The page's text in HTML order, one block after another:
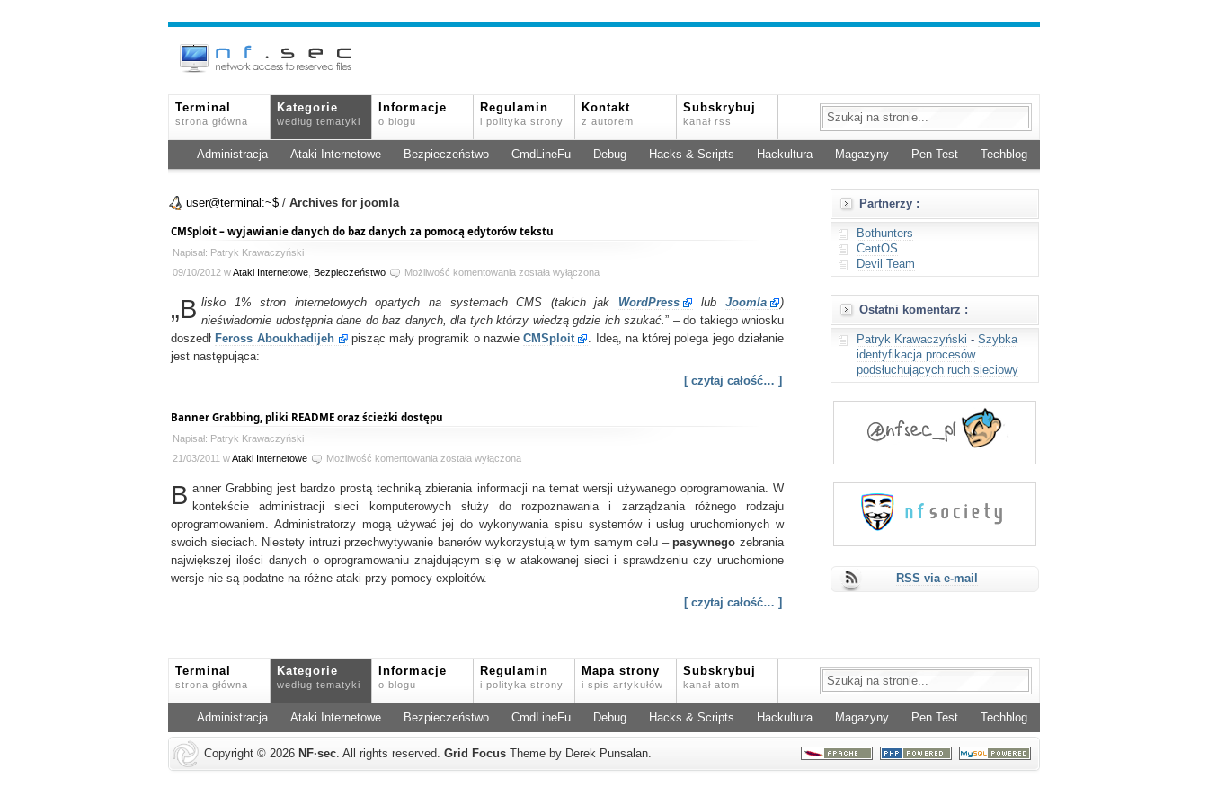
Terminal
strona główna
Kategorie
według tematyki
Informacje
o blogu
Regulamin
i polityka strony
Kontakt
z autorem
Subskrybuj
kanał rss
Administracja Ataki Internetowe Bezpieczeństwo CmdLineFu Debug Hacks & Scripts Hackultura Magazyny Pen Test Techblog
user@terminal:~$ / Archives for joomla
CMSploit – wyjawianie danych do baz danych za pomocą edytorów tekstu
Napisał: Patryk Krawaczyński
09/10/2012 wAtaki Internetowe Bezpieczeństwo Możliwość komentowania CMSploit
wyjawianie
danych
do
baz
została wyłączona
„B lisko 1% stron internetowych opartych na systemach CMS (takich jak WordPress lubJoomla
)
nieświadomie udostępnia dane do baz danych, dla tych którzy wiedzą gdzie ich szukać.” – do takiego wniosku
doszedł Feross Aboukhadijeh pisząc mały programik o nazwieCMSploit
. Ideą, na której polega jego działanie
jest następująca:
[ czytaj całość… ]
Banner Grabbing, pliki README oraz ścieżki dostępu
Napisał: Patryk Krawaczyński
21/03/2011 wAtaki Internetowe Możliwość komentowania Banner
pliki
README
oraz
ścieżki
dostępu
została wyłączona
B anner Grabbing jest bardzo prostą techniką zbierania informacji na temat wersji używanego oprogramowania. W
kontekście administracji sieci komputerowych służy do rozpoznawania i zarządzania różnego rodzaju
oprogramowaniem. Administratorzy mogą używać jej do wykonywania spisu systemów i usług uruchomionych w
swoich sieciach. Niestety intruzi przechwytywanie banerów wykorzystują w tym samym celu –pasywnego zebrania
największej ilości danych o oprogramowaniu znajdującym się w atakowanej sieci i sprawdzeniu czy uruchomione
wersje nie są podatne na różne ataki przy pomocy exploitów.
[ czytaj całość… ]
Partnerzy :
Bothunters
CentOS
Devil Team
Ostatni komentarz :
Patryk Krawaczyński - Szybka
identyfikacja procesów
podsłuchujących ruch sieciowy
RSS via e-mail
Terminal
strona główna
Kategorie
według tematyki
Informacje
o blogu
Regulamin
i polityka strony
Mapa strony
i spis artykułów
Subskrybuj
kanał atom
Administracja Ataki Internetowe Bezpieczeństwo CmdLineFu Debug Hacks & Scripts Hackultura Magazyny Pen Test Techblog
Copyright © 2026 NF·sec. All rights reserved. Grid Focus Theme by Derek Punsalan.